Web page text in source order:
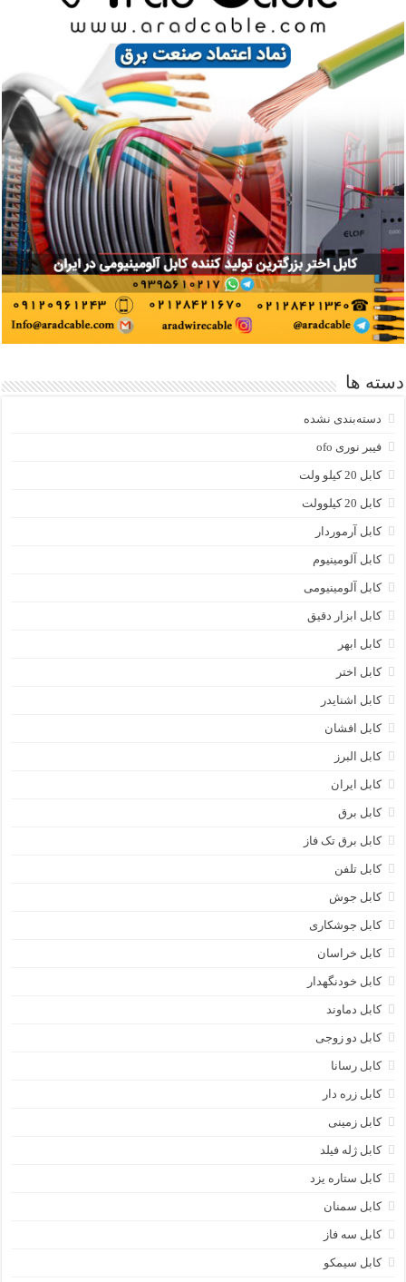
دسته ها
دسته‌بندی نشده
فیبر نوری ofo
کابل 20 کیلو ولت
کابل 20 کیلوولت
کابل آرموردار
کابل آلومینیوم
کابل آلومینیومی
کابل ابزار دقیق
کابل ابهر
کابل اختر
کابل اشنایدر
کابل افشان
کابل البرز
کابل ایران
کابل برق
کابل برق تک فاز
کابل تلفن
کابل جوش
کابل جوشکاری
کابل خراسان
کابل خودنگهدار
کابل دماوند
کابل دو زوجی
کابل رسانا
کابل زره دار
کابل زمینی
کابل ژله فیلد
کابل ستاره یزد
کابل سمنان
کابل سه فاز
کابل سیمکو